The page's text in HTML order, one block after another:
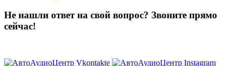
Не нашли ответ на свой вопрос? Звоните прямо
сейчас!